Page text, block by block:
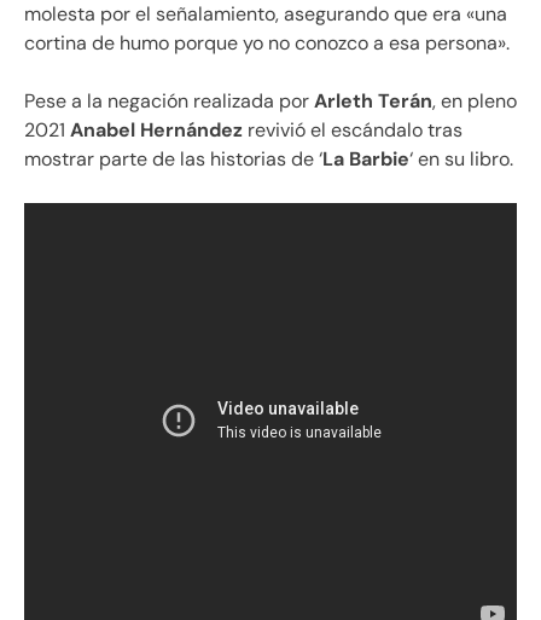
molesta por el señalamiento, asegurando que era «una
cortina de humo porque yo no conozco a esa persona».
Pese a la negación realizada porArleth Terán, en pleno
2021 Anabel Hernández revivió el escándalo tras
mostrar parte de las historias de ‘La Barbie‘ en su libro.